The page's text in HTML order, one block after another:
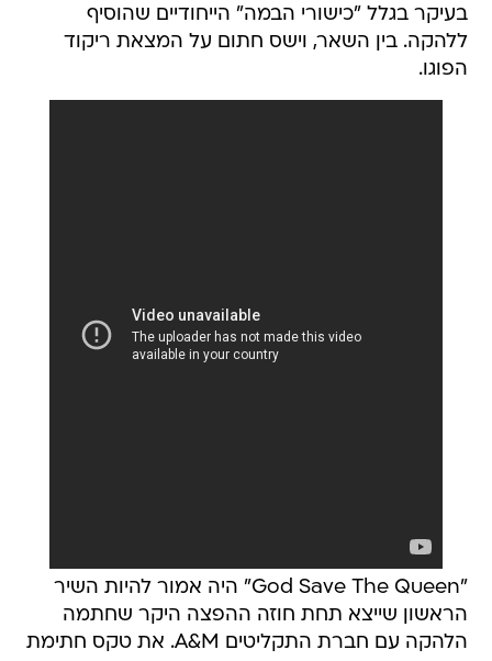
בעיקר בגלל "כישורי הבמה" הייחודיים שהוסיף
ללהקה. בין השאר, וישס חתום על המצאת ריקוד
הפוגו.
"God Save The Queen" היה אמור להיות השיר
הראשון שייצא תחת חוזה ההפצה היקר שחתמה
הלהקה עם חברת התקליטים A&M. את טקס חתימת